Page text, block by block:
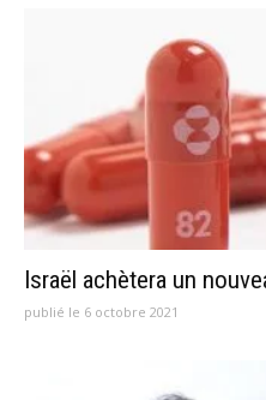
Israël achètera un
publié le 6 octobre 2021